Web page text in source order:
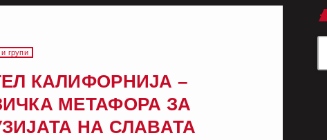
групи
КАЛИФОРНИЈА –
МЕТАФОРА ЗА
НА СЛАВАТА